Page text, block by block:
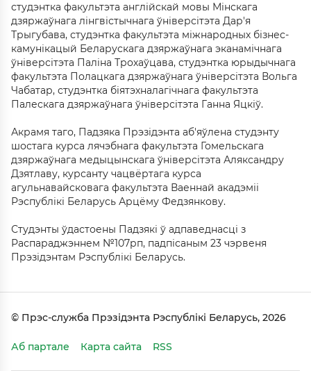
студэнтка факультэта англійскай мовы Мінскага
дзяржаўнага лінгвістычнага ўніверсітэта Дар'я
Трыгубава, студэнтка факультэта міжнародных бізнес-
камунікацый Беларускага дзяржаўнага эканамічнага
ўніверсітэта Паліна Трохаўцава, студэнтка юрыдычнага
факультэта Полацкага дзяржаўнага ўніверсітэта Вольга
Чабатар, студэнтка біятэхналагічнага факультэта
Палескага дзяржаўнага ўніверсітэта Ганна Яцкіў.
Акрамя таго, Падзяка Прэзідэнта аб'яўлена студэнту
шостага курса лячэбнага факультэта Гомельскага
дзяржаўнага медыцынскага ўніверсітэта Аляксандру
Дзятлаву, курсанту чацвёртага курса
агульнавайсковага факультэта Ваеннай акадэміі
Рэспублікі Беларусь Арцёму Федзянкову.
Студэнты ўдастоены Падзякі ў адпаведнасці з
Распараджэннем №107рп, падпісаным 23 чэрвеня
Прэзідэнтам Рэспублікі Беларусь.
© Прэс-служба Прэзідэнта Рэспублікі Беларусь, 2026
Аб партале Карта сайта RSS